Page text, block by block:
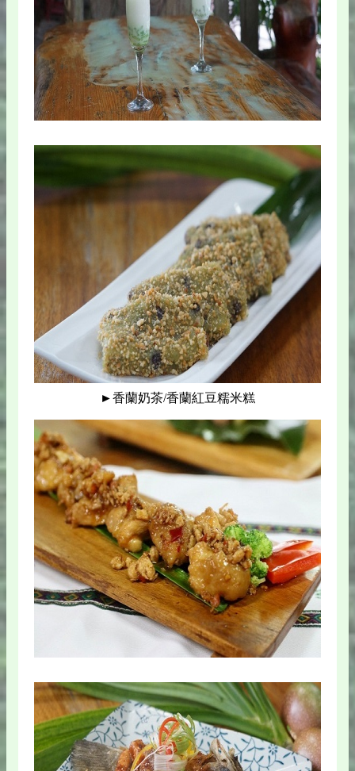
►香蘭奶茶/香蘭紅豆糯米糕